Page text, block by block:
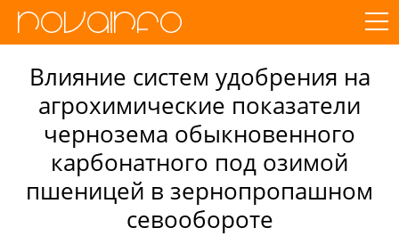
Влияние систем удобрения на
агрохимические показатели
чернозема обыкновенного
карбонатного под озимой
пшеницей в зернопропашном
севообороте